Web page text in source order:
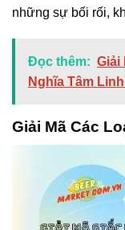
những sự bối rối,
Đọc thêm: Giải
Nghĩa Tâm
Giải Mã Các